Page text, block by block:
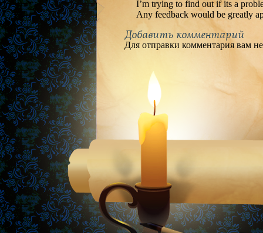
I’m trying to find out if its a
Any feedback would be greatly
Добавить комментарий
Для отправки комментария вам